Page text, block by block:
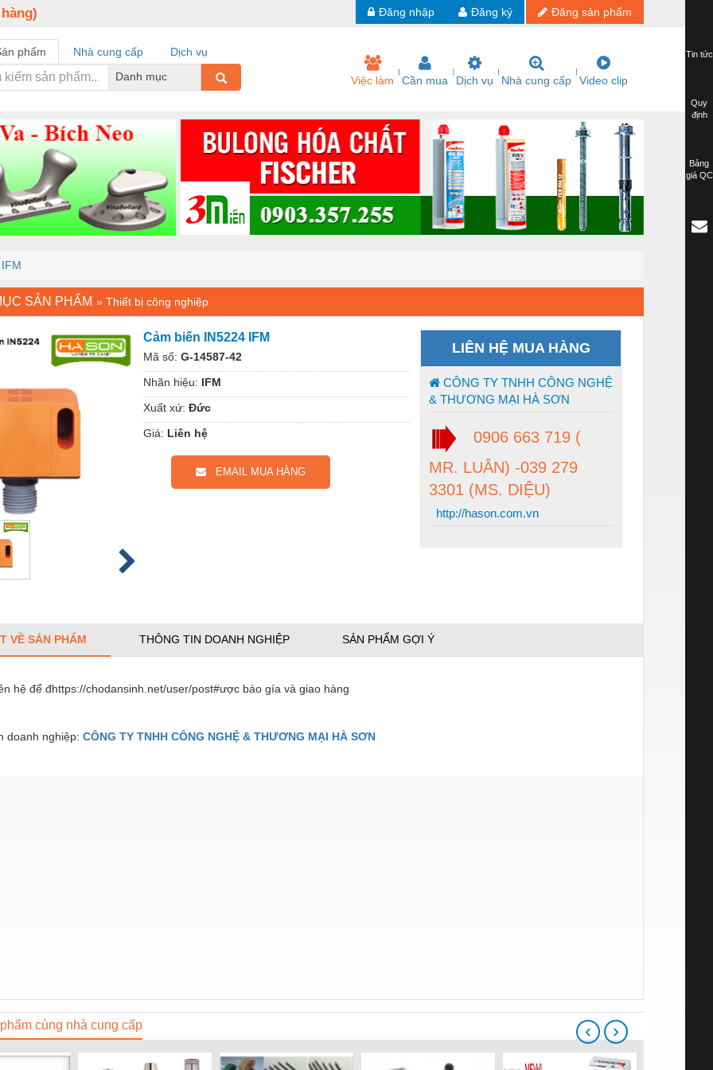
Đăng sản phẩm
Đăng ký
Đăng nhập
phẩm Nhà cung cấp
Dịch vụ
Danh mục
Việc làm Cần mua Dịch vụ Nhà cung cấp Video clip
SẢN PHẨM » Thiết bị công nghiệp
Cảm biến IN5224 IFM
Mã số: G-14587-42
Nhãn hiệu: IFM
Xuất xứ: Đức
Giá: Liên hệ
EMAIL MUA HÀNG
LIÊN HỆ MUA HÀNG
CÔNG TY TNHH CÔNG NGHỆ
& THƯƠNG MẠI HÀ SƠN
0906 663 719 (
MR. LUÂN) -039 279
3301 (MS. DIỆU)
http://hason.com.vn
VỀ SẢN PHẨM THÔNG TIN DOANH NGHIỆP SẢN PHẨM GỢI Ý
hệ để đhttps://chodansinh.net/user/post#ược báo gía và giao hàng
doanh nghiệp: CÔNG TY TNHH CÔNG NGHỆ & THƯƠNG MẠI HÀ SƠN
cùng nhà cung cấp ‹ ›
Tin tức
Quy
định
Bảng
giá QC